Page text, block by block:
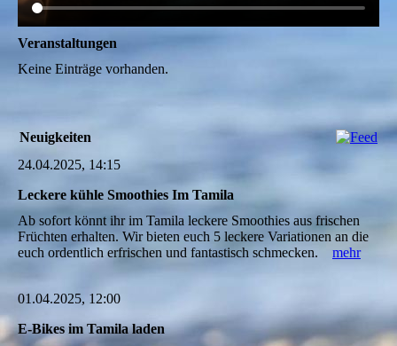
Veranstaltungen
Keine Einträge vorhanden.
Neuigkeiten
24.04.2025, 14:15
Leckere kühle Smoothies Im Tamila
Ab sofort könnt ihr im Tamila leckere Smoothies aus frischen
Früchten erhalten. Wir bieten euch 5 leckere Variationen an die
euch ordentlich erfrischen und fantastisch schmecken. mehr
01.04.2025, 12:00
E-Bikes im Tamila laden